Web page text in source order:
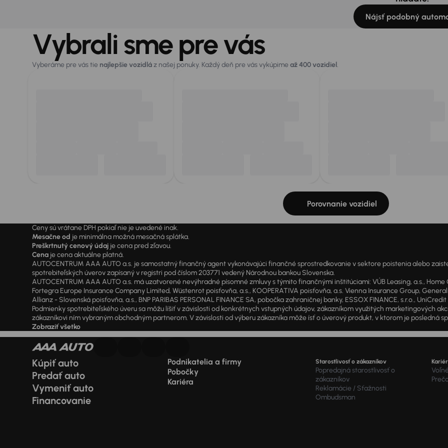
Nájsť podobný
Vybrali sme pre vás
Vyberáme pre vás tie najlepšie vozidláz našej ponuky. Každý deň pre vás vykúpimeaž 400 vozidiel.
Porovnanie vozidiel
Ceny sú vrátane DPH pokiaľ nie je uvedené inak.
Mesačne od je minimálna možná mesačná splátka.
Preškrtnutý cenový údaj je cena pred zľavou.
Cena je cena aktuálne platná.
AUTOCENTRUM AAA AUTO a.s. je samostatný finančný agent vykonávajúci finančné sprostredkovanie v sektore poistenia alebo
spotrebiteľských úverov zapísaný v registri pod číslom 203771 vedený Národnou bankou Slovenska.
AUTOCENTRUM AAA AUTO a.s. má uzatvorené nevýhradné písomné zmluvy s týmito finančnými inštitúciami: VÚB Leasing, a.s.,
Fortegra Europe Insurance Company Limited, Wüstenrot poisťovňa, a.s., KOOPERATIVA poisťovňa, a.s. Vienna Insurance Group,
Allianz - Slovenská poisťovňa, a.s., BNP PARIBAS PERSONAL FINANCE SA, pobočka zahraničnej banky, ESSOX FINANCE, s.r.o.,
Podmienky spotrebiteľského úveru sa môžu líšiť v závislosti od konkrétnych vstupných údajov, zákazníkom využitých marketingových
zákazníkovi ním vybraným obchodným partnerom. V závislosti od výberu zákazníka môže ísť o úverový produkt, v ktorom je posledná
Zobraziť všetko
Kúpiť auto
Predať auto
Vymeniť auto
Financovanie
Podnikatelia a firmy
Pobočky
Kariéra
Starostlivosť o zákazníkov
Popredajná starostlivosť o
zákazníkov
Reklamácie / Sťažnosti
Ombudsman